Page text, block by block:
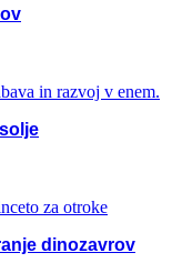
dinozavrov